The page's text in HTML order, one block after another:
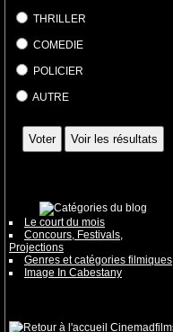
THRILLER
COMEDIE
POLICIER
AUTRE
Le court du mois
Concours, Festivals,
Projections
Genres et catégories filmiques
Image In Cabestany